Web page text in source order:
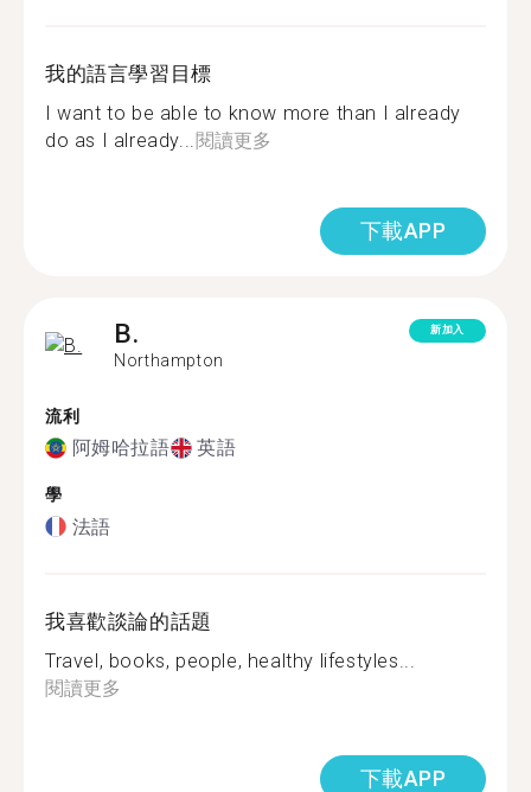
我的語言學習目標
I want to be able to know more than I already
do as I already... 閱讀更多
下載APP
B.
Northampton
新加入
流利
阿姆哈拉語 英語
學
法語
我喜歡談論的話題
Travel, books, people, healthy lifestyles...
閱讀更多
下載APP